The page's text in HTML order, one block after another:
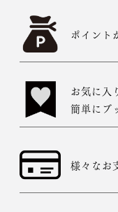
ポイント
お気に入
簡単にブ
様々なお